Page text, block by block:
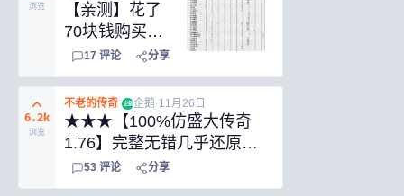
浏览
【亲测】花了
70块钱购买的
2004年秋风传
奇2.91服务端
+完整客户端，
珍藏版本！
17 评论 分享
6.2k
浏览
不老的传奇· 企鹅 企鹅·11月26日
★★★【100%仿盛大传奇
1.76】完整无错几乎还原了
所有2003年传奇原貌，绝对
经典★★★
53 评论 分享